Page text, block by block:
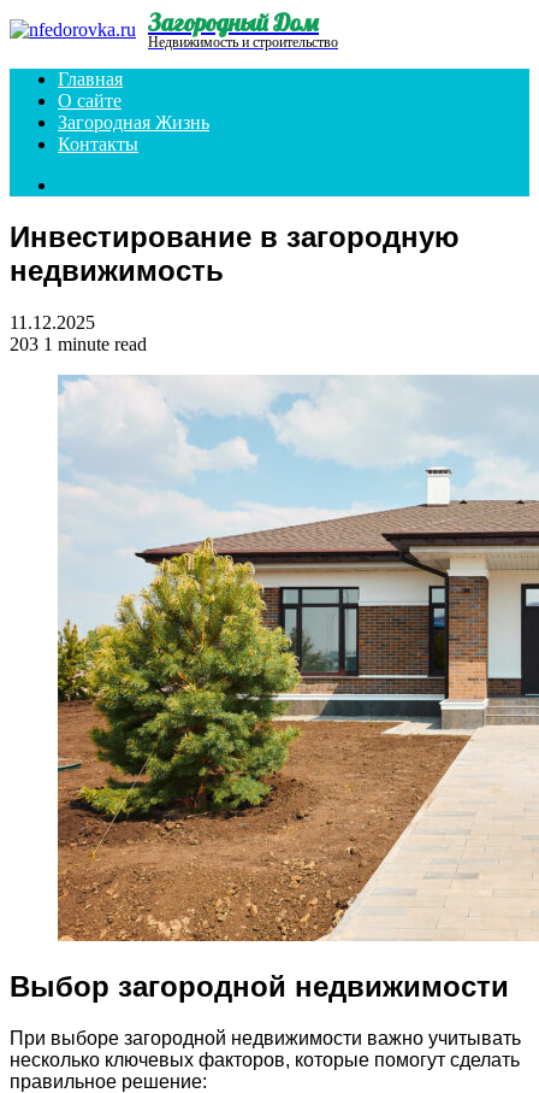
Menu Загородный Дом
Недвижимость и строительство
Главная
О сайте
Загородная Жизнь
Контакты
Инвестирование в загородную
недвижимость
11.12.2025
203 1 minute read
Выбор загородной недвижимости
При выборе загородной недвижимости важно учитывать
несколько ключевых факторов, которые помогут сделать
правильное решение: